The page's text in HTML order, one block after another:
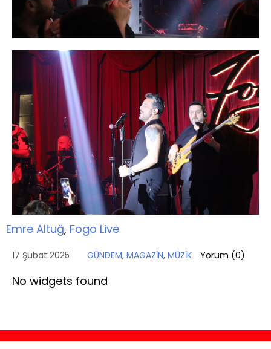
Emre Altuğ, Fogo Live
17 Şubat 2025 GÜNDEM, MAGAZİN, MÜZİK Yorum (0)
No widgets found